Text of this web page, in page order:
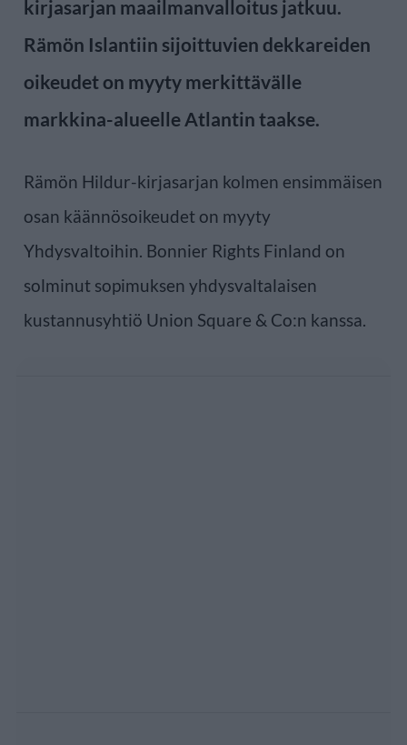
kirjasarjan maailmanvalloitus jatkuu.
Rämön Islantiin sijoittuvien dekkareiden
oikeudet on myyty merkittävälle
markkina-alueelle Atlantin taakse.
Rämön Hildur-kirjasarjan kolmen ensimmäisen
osan käännösoikeudet on myyty
Yhdysvaltoihin. Bonnier Rights Finland on
solminut sopimuksen yhdysvaltalaisen
kustannusyhtiö Union Square & Co:n kanssa.